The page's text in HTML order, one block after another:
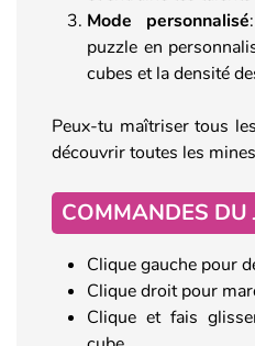
Mode personnalisé
puzzle en
cubes et la densité
Peux-tu maîtriser tous
découvrir toutes les
COMMANDES DU
Clique gauche pour
Clique droit pour
Clique et fais